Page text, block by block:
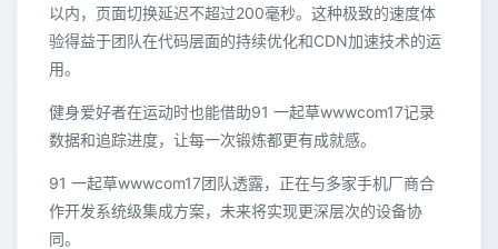
以内，页面切换延迟不超过200毫秒。这种极致的速度体
验得益于团队在代码层面的持续优化和CDN加速技术的运
用。
健身爱好者在运动时也能借助91 一起草wwwcom17记录
数据和追踪进度，让每一次锻炼都更有成就感。
91 一起草wwwcom17团队透露，正在与多家手机厂商合
作开发系统级集成方案，未来将实现更深层次的设备协
同。